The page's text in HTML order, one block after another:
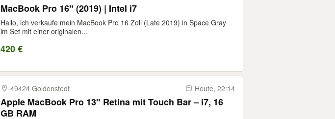
MacBook Pro 16" (2019) | Intel i7
Hallo, ich verkaufe mein MacBook Pro 16 Zoll (Late 2019) in Space Gray
im Set mit einer originalen...
420 €
49424 Goldenstedt Heute, 22:14
Apple MacBook Pro 13" Retina mit Touch Bar – i7, 16
GB RAM